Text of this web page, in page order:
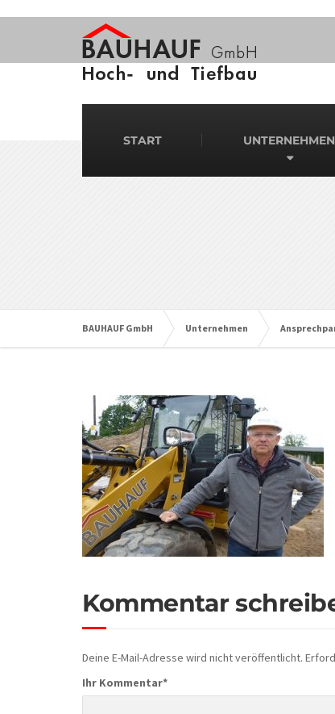
START UNTERNEHMEN
BAUHAUF GmbH Unternehmen
Kommentar
Deine E-Mail-Adresse wird nicht veröffentlicht.
Ihr Kommentar*